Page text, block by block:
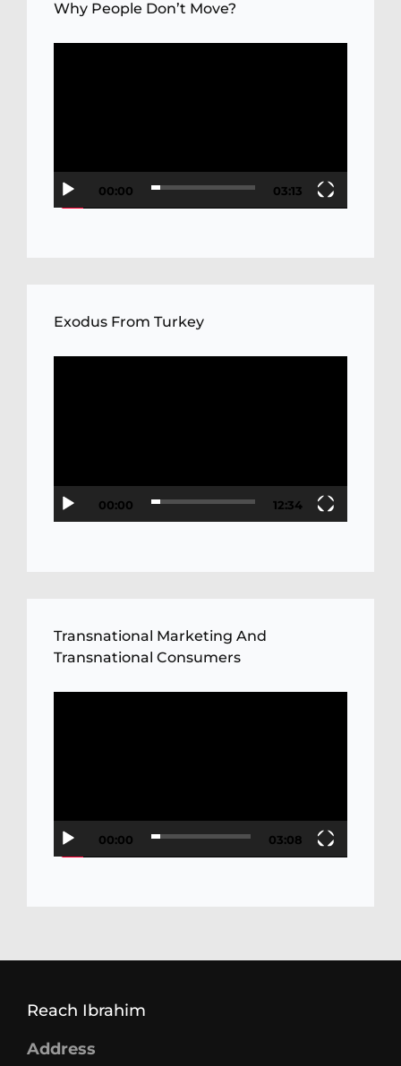
Why People Don’t Move?
00:00 03:13
Exodus From Turkey
00:00 12:34
Transnational Marketing And
Transnational Consumers
00:00 03:08
Reach Ibrahim
Address